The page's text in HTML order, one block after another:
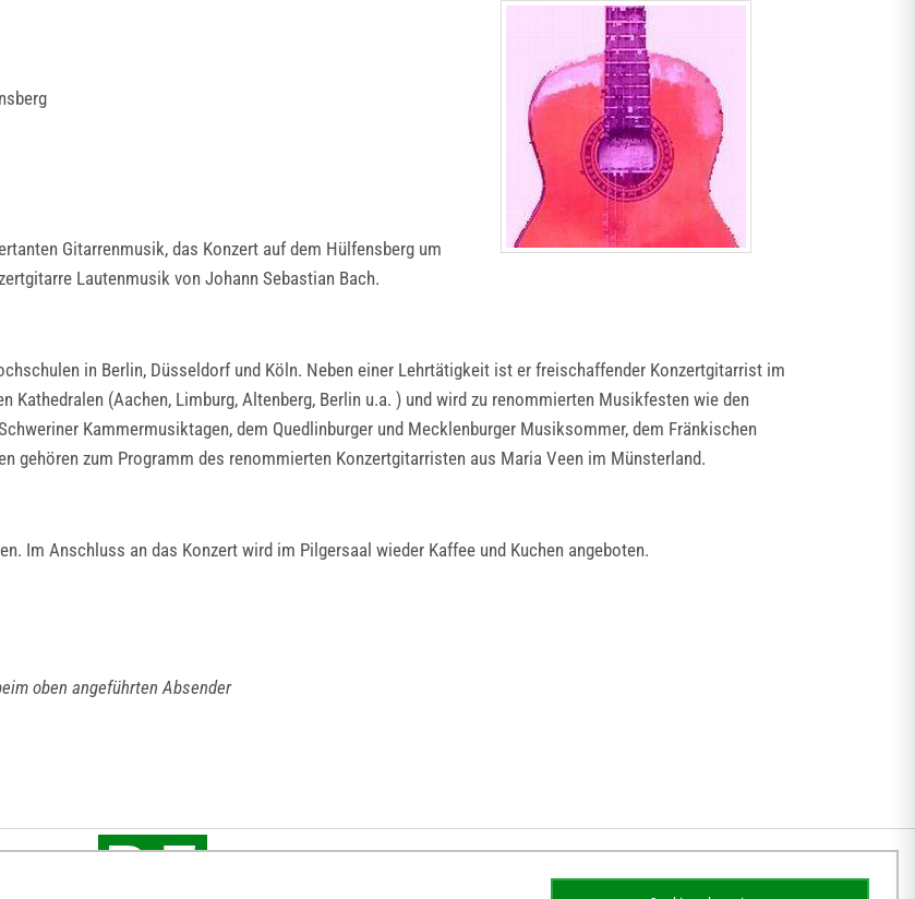
Gitarrenmusik, das Konzert auf dem Hülfensberg um
Lautenmusik von Johann Sebastian Bach.
in Berlin, Düsseldorf und Köln. Neben einer Lehrtätigkeit ist er freischaffender Konzertgitarrist im
Kathedralen (Aachen, Limburg, Altenberg, Berlin u.a. ) und wird zu renommierten Musikfesten wie den
Kammermusiktagen, dem Quedlinburger und Mecklenburger Musiksommer, dem Fränkischen
gehören zum Programm des renommierten Konzertgitarristen aus Maria Veen im Münsterland.
Im Anschluss an das Konzert wird im Pilgersaal wieder Kaffee und Kuchen angeboten.
oben angeführten Absender